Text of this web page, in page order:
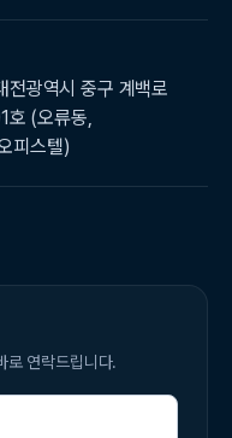
광역시 중구 계백로
호 (오류동,
피스텔)
로 연락드립니다.